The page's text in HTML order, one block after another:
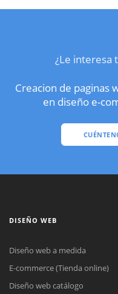
¿Le interesa
Creacion de paginas
en diseño e-
DISEÑO WEB
Diseño web a medida
E-commerce (Tienda online)
Diseño web catálogo